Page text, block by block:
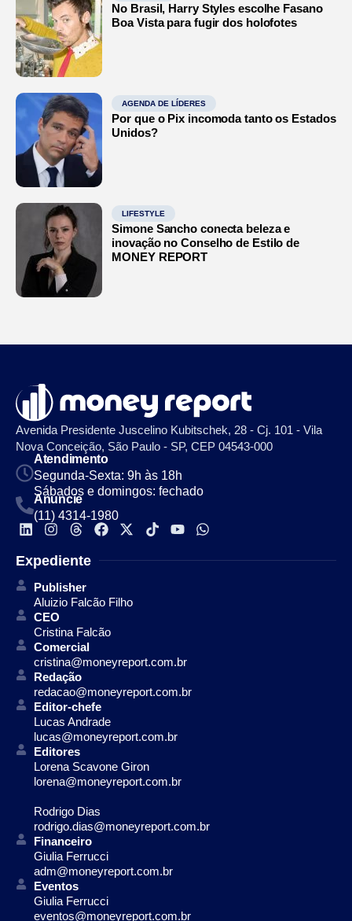
No Brasil, Harry Styles escolhe Fasano
Boa Vista para fugir dos holofotes
AGENDA DE LÍDERES
Por que o Pix incomoda tanto os Estados
Unidos?
LIFESTYLE
Simone Sancho conecta beleza e
inovação no Conselho de Estilo de
MONEY REPORT
Avenida Presidente Juscelino Kubitschek, 28 - Cj. 101 - Vila
Nova Conceição, São Paulo - SP, CEP 04543-000
Atendimento
Segunda-Sexta: 9h às 18h
Sábados e domingos: fechado
Anuncie
(11) 4314-1980
Expediente
Publisher
Aluizio Falcão Filho
CEO
Cristina Falcão
Comercial
cristina@moneyreport.com.br
Redação
redacao@moneyreport.com.br
Editor-chefe
Lucas Andrade
lucas@moneyreport.com.br
Editores
Lorena Scavone Giron
lorena@moneyreport.com.br
Rodrigo Dias
rodrigo.dias@moneyreport.com.br
Financeiro
Giulia Ferrucci
adm@moneyreport.com.br
Eventos
Giulia Ferrucci
eventos@moneyreport.com.br